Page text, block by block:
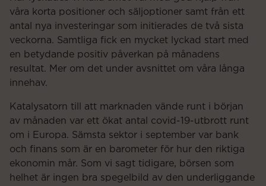
våra korta positioner och säljoptioner samt från ett
antal nya investeringar som initierades de två sista
veckorna. Samtliga fick en mycket lyckad start med
en betydande positiv påverkan på månadens
resultat. Mer om det under avsnittet om våra långa
innehav.
Katalysatorn till att marknaden vände runt i början
av månaden var ett ökat antal covid-19-utbrott runt
om i Europa. Sämsta sektor i september var bank
och finans som är en barometer för hur den riktiga
ekonomin mår. Som vi sagt tidigare, börsen som
helhet är ingen bra spegelbild av den underliggande